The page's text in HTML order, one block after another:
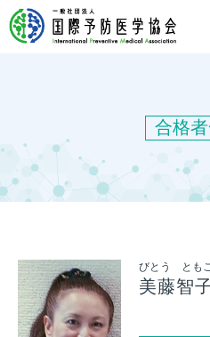
合格
びとう ともこ
美藤智